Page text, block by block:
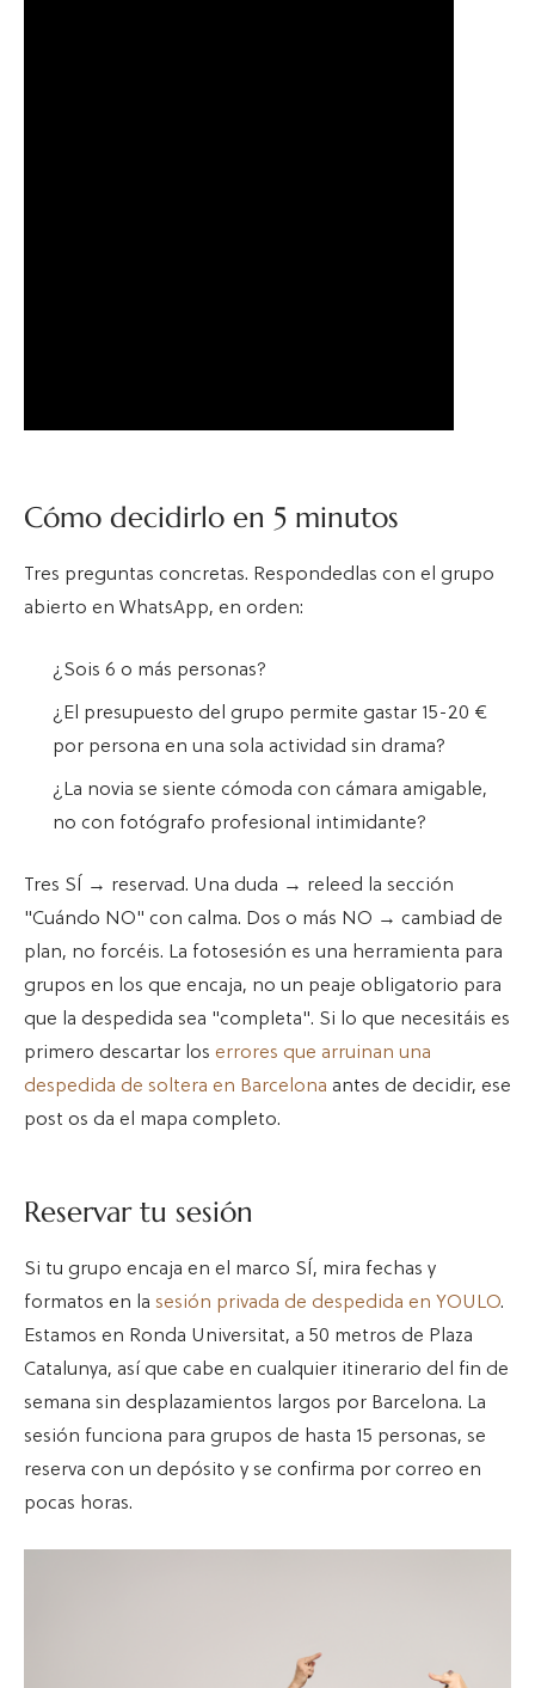
Cómo decidirlo en 5 minutos
Tres preguntas concretas. Respondedlas con el grupo
abierto en WhatsApp, en orden:
¿Sois 6 o más personas?
¿El presupuesto del grupo permite gastar 15-20 €
por persona en una sola actividad sin drama?
¿La novia se siente cómoda con cámara amigable,
no con fotógrafo profesional intimidante?
Tres SÍ → reservad. Una duda → releed la sección
"Cuándo NO" con calma. Dos o más NO → cambiad de
plan, no forcéis. La fotosesión es una herramienta para
grupos en los que encaja, no un peaje obligatorio para
que la despedida sea "completa". Si lo que necesitáis es
primero descartar los errores que arruinan una
despedida de soltera en Barcelona antes de decidir, ese
post os da el mapa completo.
Reservar tu sesión
Si tu grupo encaja en el marco SÍ, mira fechas y
formatos en la sesión privada de despedida en YOULO.
Estamos en Ronda Universitat, a 50 metros de Plaza
Catalunya, así que cabe en cualquier itinerario del fin de
semana sin desplazamientos largos por Barcelona. La
sesión funciona para grupos de hasta 15 personas, se
reserva con un depósito y se confirma por correo en
pocas horas.